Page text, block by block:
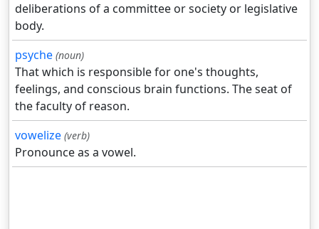
deliberations of a committee or society or legislative
body.
psyche (noun)
That which is responsible for one's thoughts,
feelings, and conscious brain functions. The seat of
the faculty of reason.
vowelize (verb)
Pronounce as a vowel.